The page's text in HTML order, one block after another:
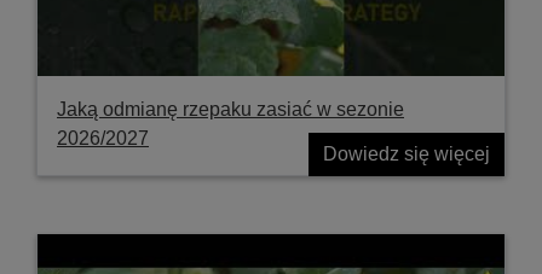
Jaką odmianę rzepaku zasiać w sezonie
2026/2027
Dowiedz się więcej